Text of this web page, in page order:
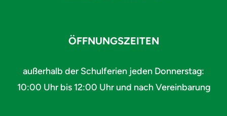
ÖFFNUNGSZEITEN
außerhalb der Schulferien jeden Donnerstag:
10:00 Uhr bis 12:00 Uhr und nach Vereinbarung